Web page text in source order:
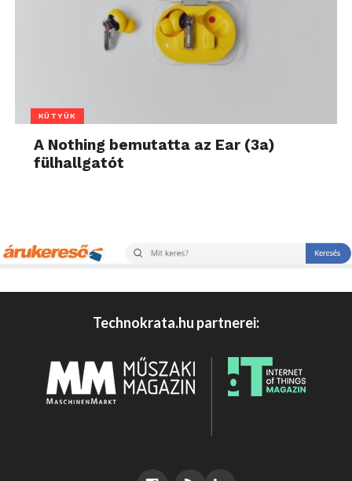
KÜTYÜK
A Nothing bemutatta az Ear (3a)
fülhallgatót
Technokrata.hu partnerei: